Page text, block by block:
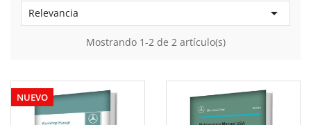
Relevancia 
Mostrando 1-2 de 2 artículo(s)
NUEVO